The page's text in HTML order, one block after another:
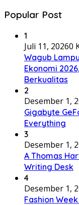
Popular Post
1
Juli 11, 20260
Wagub
Ekonomi
Berkualitas
2
Desember 1,
Gigabyte
Everything
3
Desember 1,
A Thomas
Writing Desk
4
Desember 1,
Fashion